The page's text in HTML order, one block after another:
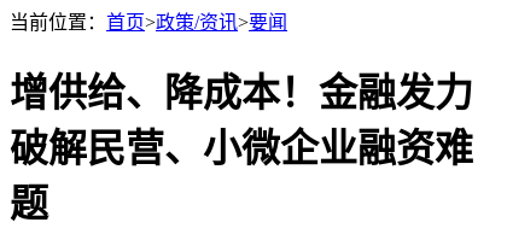
当前位置： 首页>政策/资讯>要闻
增供给、降成本！金融发力
破解民营、小微企业融资难
题